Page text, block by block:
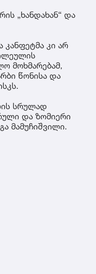
„ხანდახან“ და
კანფეტმა კი არ
მოხმარებამ,
წონისა და
სრულად
და ზომიერი
მამუჩიშვილი.